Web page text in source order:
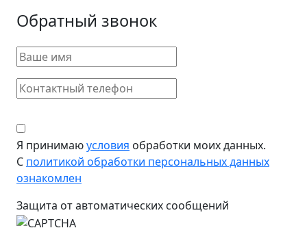
Обратный звонок
Я принимаюусловия обработки моих данных.
С политикой обработки персональных данных
ознакомлен
Защита от автоматических сообщений